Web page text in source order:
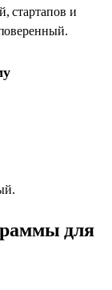
стартапов и
для